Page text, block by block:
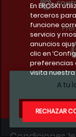
A tu
En EROSKI
terceros
funcione
servicio y
anuncios
clic en
preferencias
visita nuestra
RECHAZAR